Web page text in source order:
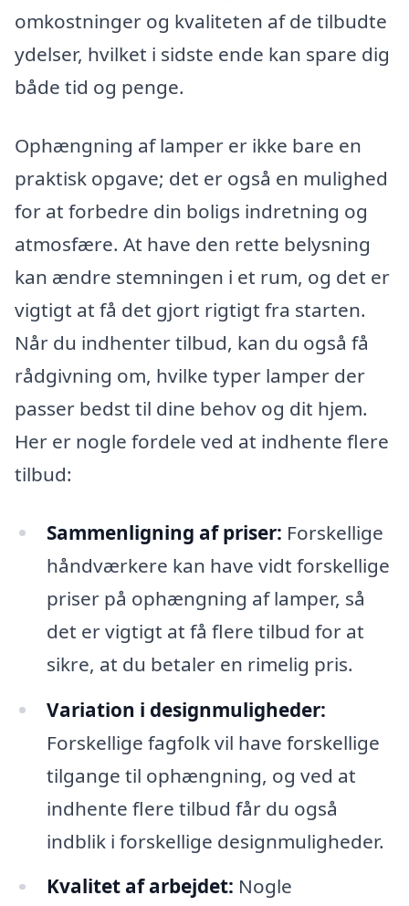
omkostninger og kvaliteten af de tilbudte
ydelser, hvilket i sidste ende kan spare dig
både tid og penge.
Ophængning af lamper er ikke bare en
praktisk opgave; det er også en mulighed
for at forbedre din boligs indretning og
atmosfære. At have den rette belysning
kan ændre stemningen i et rum, og det er
vigtigt at få det gjort rigtigt fra starten.
Når du indhenter tilbud, kan du også få
rådgivning om, hvilke typer lamper der
passer bedst til dine behov og dit hjem.
Her er nogle fordele ved at indhente flere
tilbud:
Sammenligning af priser: Forskellige
håndværkere kan have vidt forskellige
priser på ophængning af lamper, så
det er vigtigt at få flere tilbud for at
sikre, at du betaler en rimelig pris.
Variation i designmuligheder:
Forskellige fagfolk vil have forskellige
tilgange til ophængning, og ved at
indhente flere tilbud får du også
indblik i forskellige designmuligheder.
Kvalitet af arbejdet: Nogle